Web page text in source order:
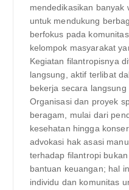
mendedikasikan banyak
untuk mendukung
berfokus pada
kelompok masyarakat
Kegiatan filantropisnya
langsung, aktif terlibat
bekerja secara
Organisasi dan proyek
beragam, mulai dari
kesehatan hingga
advokasi hak asasi
terhadap filantropi
bantuan keuangan; hal
individu dan komunitas